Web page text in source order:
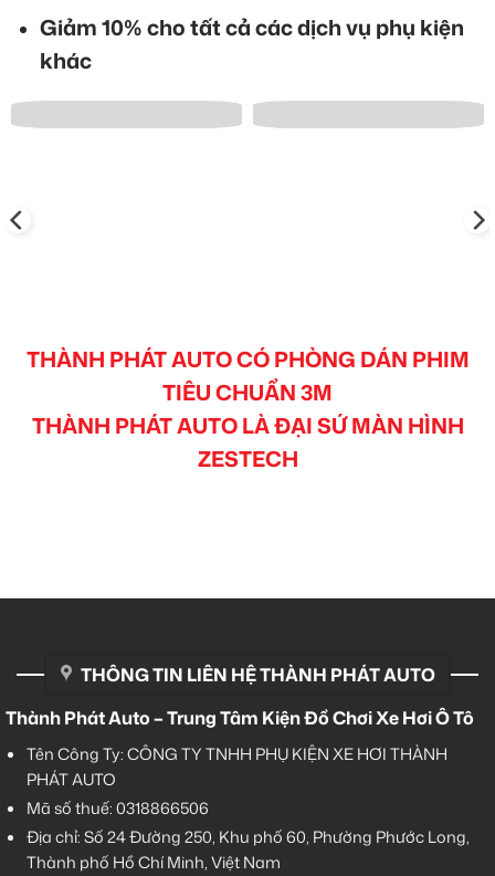
Giảm 10% cho tất cả các dịch vụ phụ kiện
khác
THÀNH PHÁT AUTO CÓ PHÒNG DÁN PHIM
TIÊU CHUẨN 3M
THÀNH PHÁT AUTO LÀ ĐẠI SỨ MÀN HÌNH
ZESTECH
THÔNG TIN LIÊN HỆ THÀNH PHÁT AUTO
Thành Phát Auto – Trung Tâm Kiện Đồ Chơi Xe Hơi Ô Tô
Tên Công Ty: CÔNG TY TNHH PHỤ KIỆN XE HƠI THÀNH
PHÁT AUTO
Mã số thuế: 0318866506
Địa chỉ: Số 24 Đường 250, Khu phố 60, Phường Phước Long,
Thành phố Hồ Chí Minh, Việt Nam